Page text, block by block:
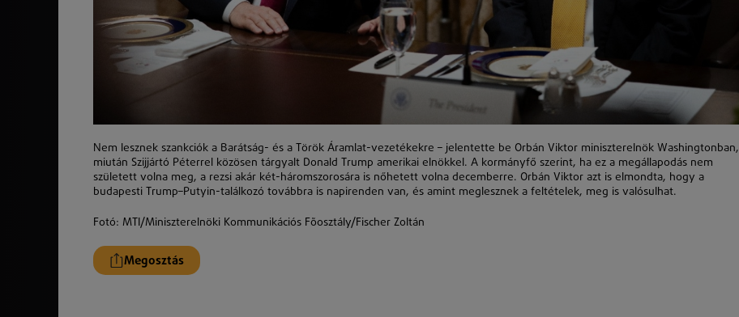
Nem lesznek szankciók a Barátság- és a Török Áramlat-vezetékekre – jelentette be Orbán Viktor miniszterelnök Washingtonban,
miután Szijjártó Péterrel közösen tárgyalt Donald Trump amerikai elnökkel. A kormányfő szerint, ha ez a megállapodás nem
született volna meg, a rezsi akár két-háromszorosára is nőhetett volna decemberre. Orbán Viktor azt is elmondta, hogy a
budapesti Trump–Putyin-találkozó továbbra is napirenden van, és amint meglesznek a feltételek, meg is valósulhat.
Fotó: MTI/Miniszterelnöki Kommunikációs Fõosztály/Fischer Zoltán
Megosztás